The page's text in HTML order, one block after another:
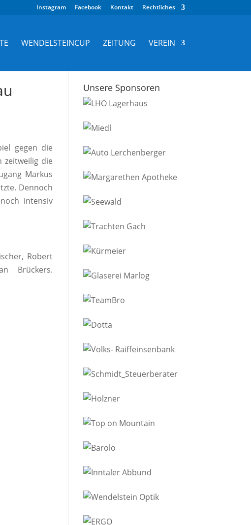
Instagram Facebook Kontakt Rechtliches
WENDELSTEINCUP ZEITUNG VEREIN
gegen die
zeitweilig die
Markus
Dennoch
intensiv
Robert
Brückers.
Unsere Sponsoren